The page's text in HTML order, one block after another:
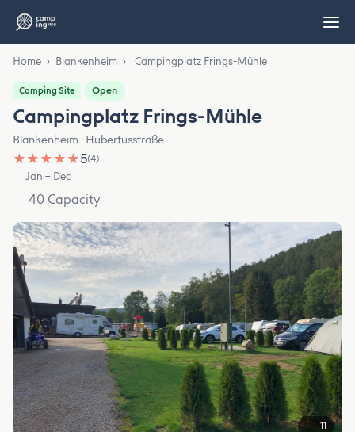
Home › Blankenheim › Campingplatz Frings-Mühle
Camping Site Open
Campingplatz Frings-Mühle
Blankenheim · Hubertusstraße
★ ★ ★ ★ ★5(4)
Jan – Dec
40 Capacity
11